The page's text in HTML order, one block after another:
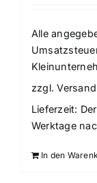
Alle
zzgl.
Lieferzeit:
Werktage
In den